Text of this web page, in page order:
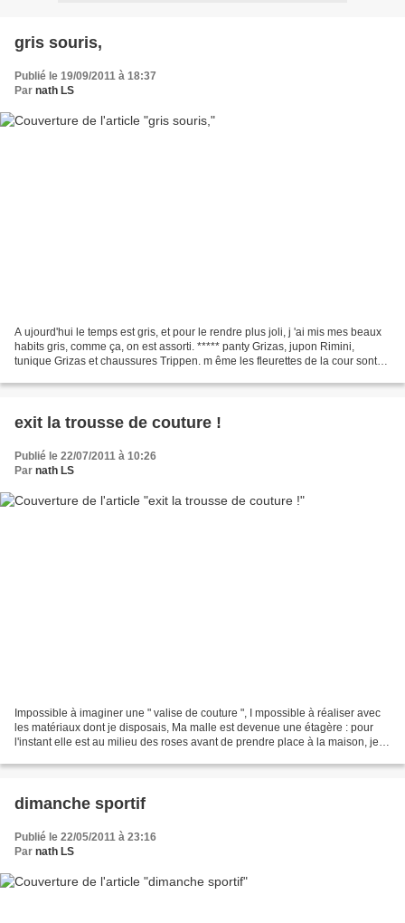
gris souris,
Publié le 19/09/2011 à 18:37
Par nath LS
A ujourd'hui le temps est gris, et pour le rendre plus joli, j 'ai mis mes beaux
habits gris, comme ça, on est assorti. ***** panty Grizas, jupon Rimini,
tunique Grizas et chaussures Trippen. m ême les fleurettes de la cour sont
exit la trousse de couture !
Publié le 22/07/2011 à 10:26
Par nath LS
Impossible à imaginer une " valise de couture ", I mpossible à réaliser avec
les matériaux dont je disposais, Ma malle est devenue une étagère : pour
l'instant elle est au milieu des roses avant de prendre place à la maison, je
dimanche sportif
Publié le 22/05/2011 à 23:16
Par nath LS